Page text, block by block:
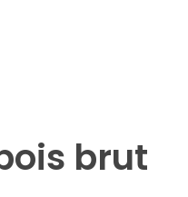
brut